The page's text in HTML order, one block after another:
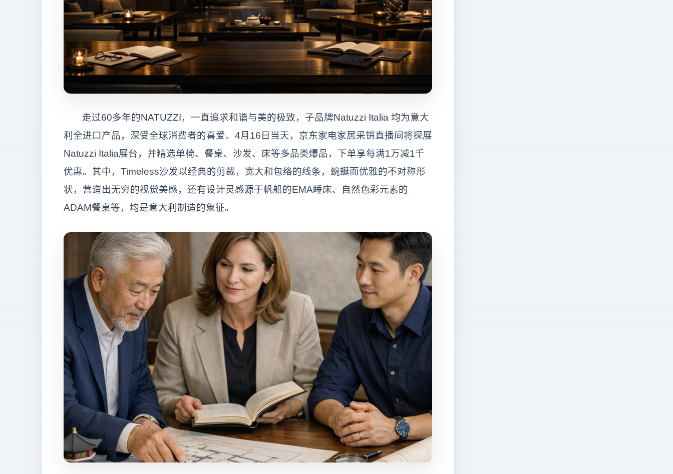
走过60多年的NATUZZI，一直追求和谐与美的极致，子品牌Natuzzi Italia 均为意大
利全进口产品，深受全球消费者的喜爱。4月16日当天，京东家电家居采销直播间将探展
Natuzzi Italia展台，并精选单椅、餐桌、沙发、床等多品类爆品，下单享每满1万减1千
优惠。其中，Timeless沙发以经典的剪裁，宽大和包络的线条，蜿蜒而优雅的不对称形
状，营造出无穷的视觉美感，还有设计灵感源于帆船的EMA睡床、自然色彩元素的
ADAM餐桌等，均是意大利制造的象征。